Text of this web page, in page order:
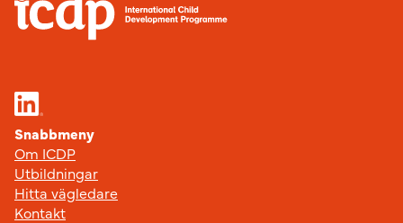
Snabbmeny
Om ICDP
Utbildningar
Hitta vägledare
Kontakt